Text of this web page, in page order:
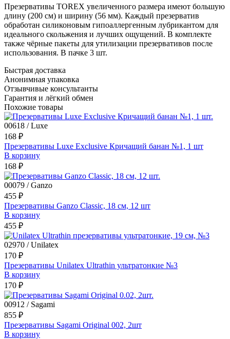
Презервативы TOREX увеличенного размера имеют большую
длину (200 см) и ширину (56 мм). Каждый презерватив
обработан силиконовым гипоаллергенным лубрикантом для
идеального скольжения и лучших ощущений. В комплекте
также чёрные пакеты для утилизации презервативов после
использования. В пачке 3 шт.
Быстрая доставка
Анонимная упаковка
Отзывчивые консультанты
Гарантия и лёгкий обмен
Похожие товары
00618 / Luxe
168 ₽
Презервативы Luxe Exclusive Кричащий банан №1, 1 шт
В корзину
168 ₽
00079 / Ganzo
455 ₽
Презервативы Ganzo Classic, 18 см, 12 шт
В корзину
455 ₽
02970 / Unilatex
170 ₽
Презервативы Unilatex Ultrathin ультратонкие №3
В корзину
170 ₽
00912 / Sagami
855 ₽
Презервативы Sagami Original 002, 2шт
В корзину